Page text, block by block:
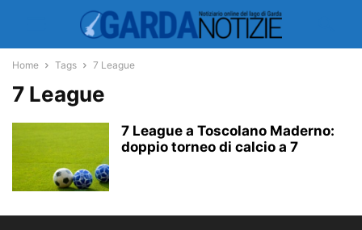
Home Tags 7 League
7 League
7 League a Toscolano Maderno:
doppio torneo di calcio a 7